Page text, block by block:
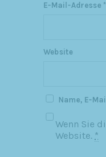
E-Mail-Adresse *
Website
Name, E-
Wenn Sie
Website. *